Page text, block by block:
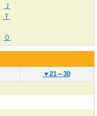
Ｊ
Ｔ
０
▼ 21～30